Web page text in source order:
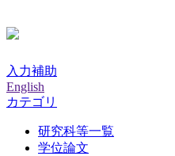
入力補助
English
カテゴリ
研究科等一覧
学位論文